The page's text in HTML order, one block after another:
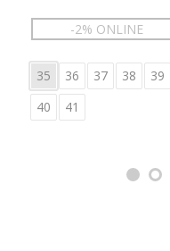
-2% ONLINE
35 36 37 38
39
40
41